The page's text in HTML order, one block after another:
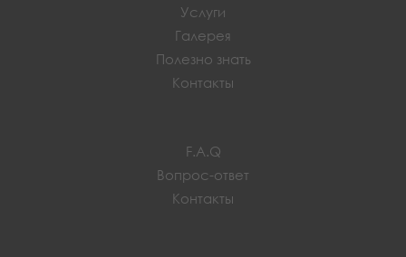
Услуги
Галерея
Полезно знать
Контакты
F.A.Q
Вопрос-ответ
Контакты